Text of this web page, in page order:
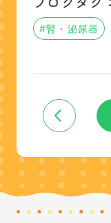
#腎・泌尿器